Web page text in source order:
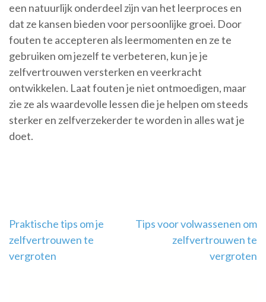
een natuurlijk onderdeel zijn van het leerproces en
dat ze kansen bieden voor persoonlijke groei. Door
fouten te accepteren als leermomenten en ze te
gebruiken om jezelf te verbeteren, kun je je
zelfvertrouwen versterken en veerkracht
ontwikkelen. Laat fouten je niet ontmoedigen, maar
zie ze als waardevolle lessen die je helpen om steeds
sterker en zelfverzekerder te worden in alles wat je
doet.
Berichtnavigatie
Praktische tips om je
zelfvertrouwen te
vergroten
Tips voor volwassenen om
zelfvertrouwen te
vergroten